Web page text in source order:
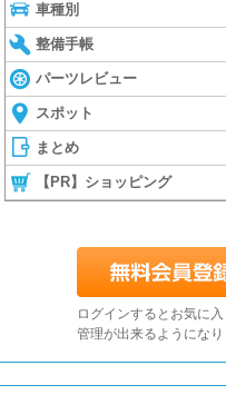
車種別
整備手帳
パーツレビュー
スポット
まとめ
【PR】ショッピング
ログインするとお気に
管理が出来るようになり